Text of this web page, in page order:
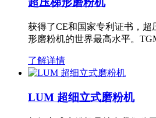
获得了CE和国家专利证书，
形磨粉机的世界最高水平。
了解详情
LUM 超细立式磨粉机